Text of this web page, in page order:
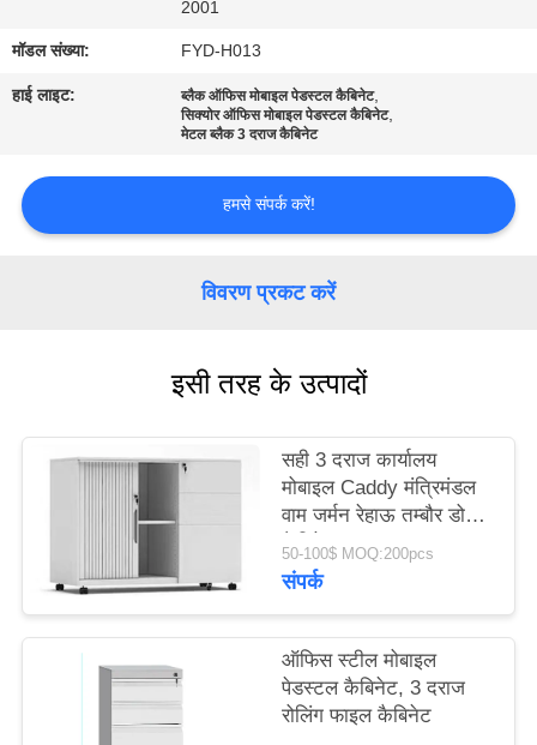
करें
समाचार
एक
उद्धरण
PRIVACY
2001
मॉडल संख्या: FYD-H013
हाई लाइट: ब्लैक ऑफिस मोबाइल पेडस्टल कैबिनेट,
सिक्योर ऑफिस मोबाइल पेडस्टल कैबिनेट,
मेटल ब्लैक 3 दराज कैबिनेट
हमसे संपर्क करें!
विवरण प्रकट करें
इसी तरह के उत्पादों
सही 3 दराज कार्यालय
मोबाइल Caddy मंत्रिमंडल
वाम जर्मन रेहाऊ तम्बौर डोर
कैबिनेट
50-100$ MOQ:200pcs
संपर्क
ऑफिस स्टील मोबाइल
पेडस्टल कैबिनेट, 3 दराज
रोलिंग फाइल कैबिनेट